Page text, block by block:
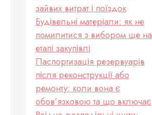
зайвих витрат і поїздок
Будівельні матеріали: як не
помилитися з вибором ще на
етапі закупівлі
Паспортизація резервуарів
після реконструкції або
ремонту: коли вона є
обов’язковою та що включає